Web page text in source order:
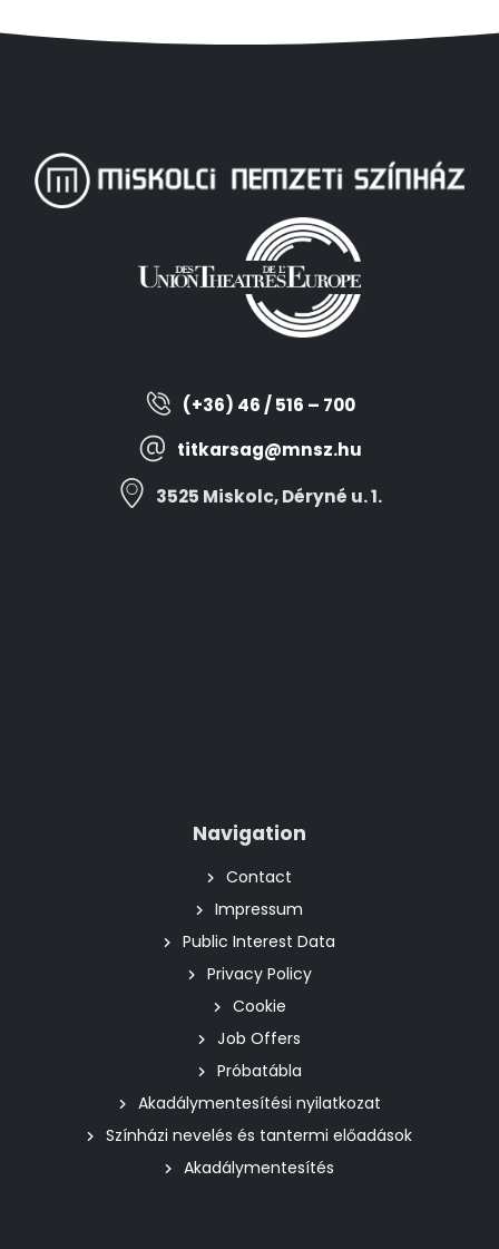
(+36) 46 / 516 – 700
titkarsag@mnsz.hu
3525 Miskolc, Déryné u. 1.
Navigation
Contact
Impressum
Public Interest Data
Privacy Policy
Cookie
Job Offers
Próbatábla
Akadálymentesítési nyilatkozat
Színházi nevelés és tantermi előadások
Akadálymentesítés